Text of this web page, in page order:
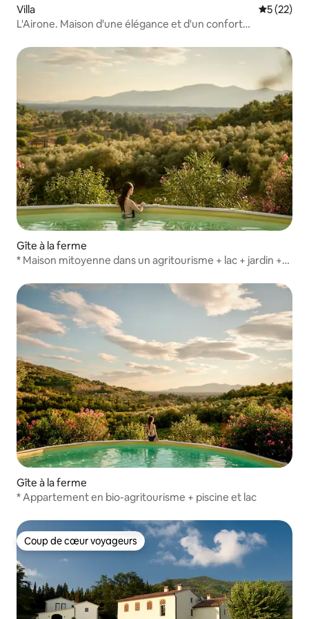
Villa
5 (22)
L'Airone. Maison d'une élégance et d'un confort
Gîte à la ferme
* Maison mitoyenne dans un agritourisme + lac + jardin +
Gîte à la ferme
* Appartement en bio-agritourisme + piscine et lac
Coup de cœur voyageurs
Coup de cœur voyageurs